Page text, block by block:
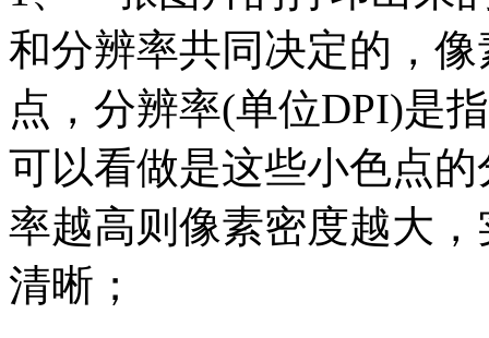
和分辨率共同决定的，
点，分辨率(单位DPI)是
可以看做是这些小色点
率越高则像素密度越大
清晰；